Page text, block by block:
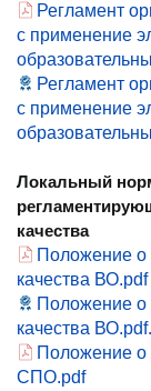
Регламент
с применение
Регламент
с применение
Локальный
качества
Положение о
качества ВО.pdf
Положение о
качества
Положение о
СПО.pdf